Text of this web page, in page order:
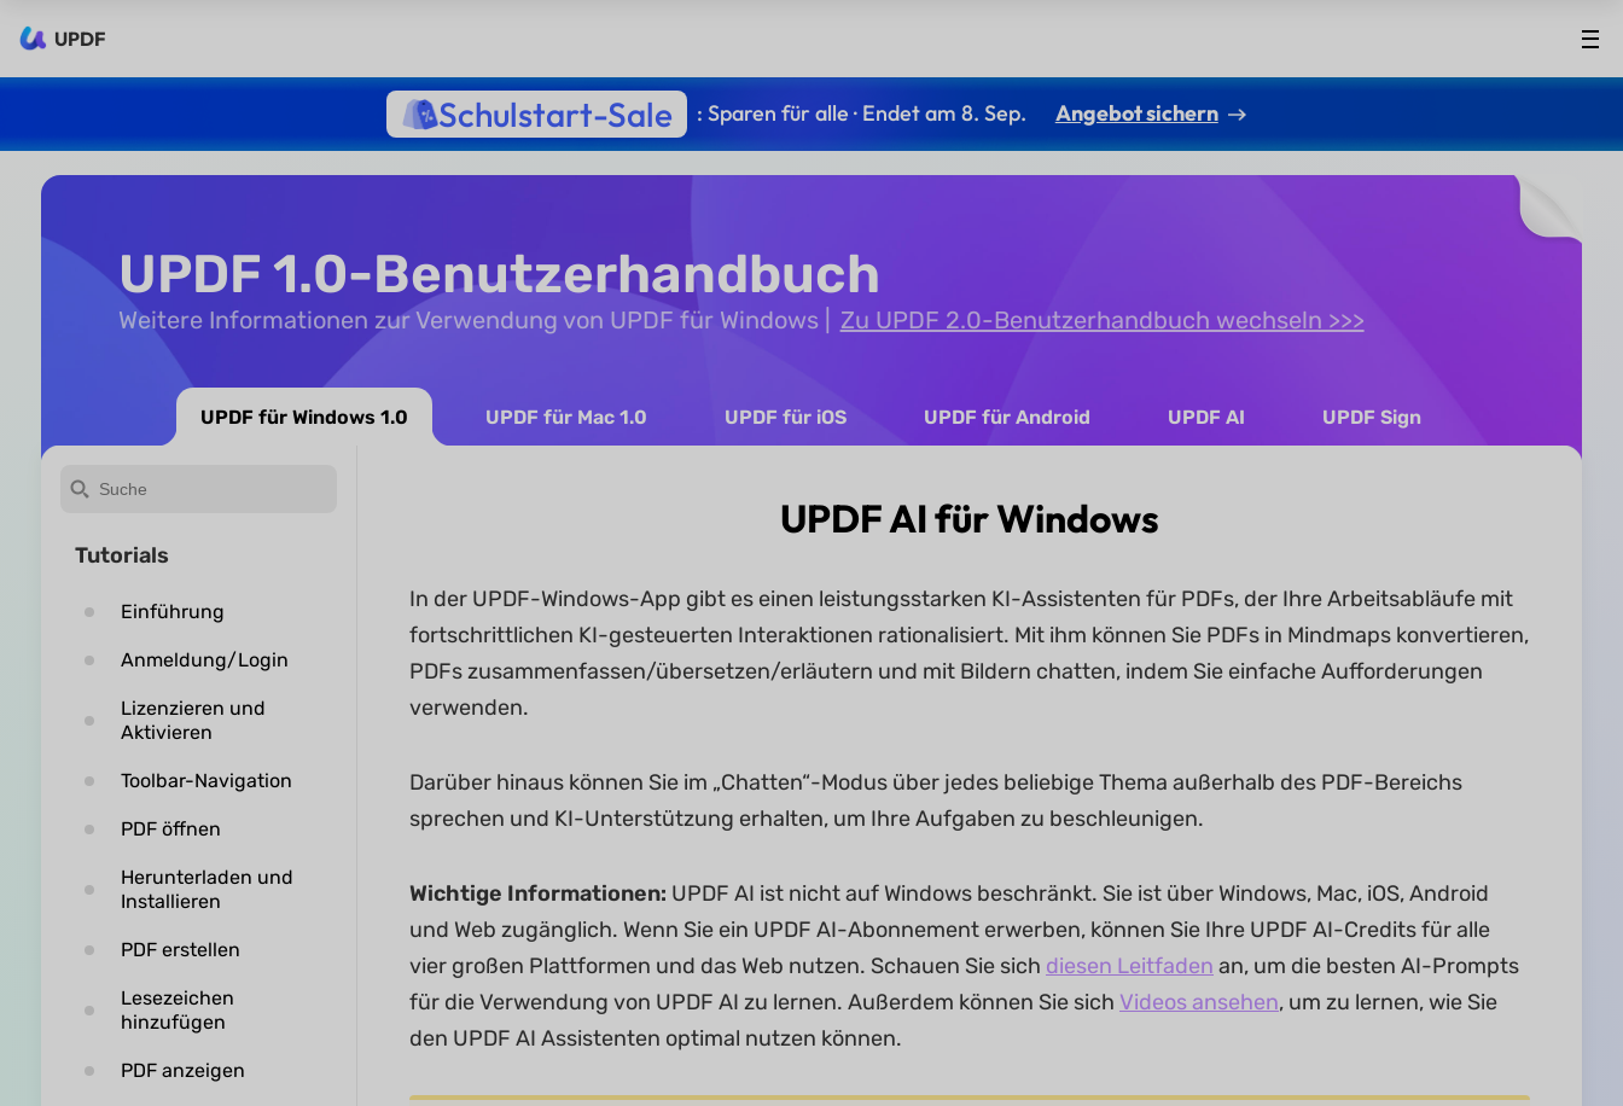
UPDF
Schulstart-Sale : Sparen für alle · Endet am 8. Sep. Angebot sichern
UPDF 1.0-Benutzerhandbuch
Weitere Informationen zur Verwendung von UPDF für Windows Zu UPDF 2.0-Benutzerhandbuch wechseln >>>
UPDF für Windows 1.0 UPDF für Mac 1.0 UPDF für iOS UPDF für Android UPDF AI UPDF Sign
Tutorials
Einführung
Anmeldung/Login
Lizenzieren und
Aktivieren
Toolbar-Navigation
PDF öffnen
Herunterladen und
Installieren
PDF erstellen
Lesezeichen
hinzufügen
PDF anzeigen
UPDF AI für Windows
In der UPDF-Windows-App gibt es einen leistungsstarken KI-Assistenten für PDFs, der Ihre Arbeitsabläufe mit
fortschrittlichen KI-gesteuerten Interaktionen rationalisiert. Mit ihm können Sie PDFs in Mindmaps konvertieren,
PDFs zusammenfassen/übersetzen/erläutern und mit Bildern chatten, indem Sie einfache Aufforderungen
verwenden.
Darüber hinaus können Sie im „Chatten“-Modus über jedes beliebige Thema außerhalb des PDF-Bereichs
sprechen und KI-Unterstützung erhalten, um Ihre Aufgaben zu beschleunigen.
Wichtige Informationen: UPDF AI ist nicht auf Windows beschränkt. Sie ist über Windows, Mac, iOS, Android
und Web zugänglich. Wenn Sie ein UPDF AI-Abonnement erwerben, können Sie Ihre UPDF AI-Credits für alle
vier großen Plattformen und das Web nutzen. Schauen Sie sich diesen Leitfaden an, um die besten AI-Prompts
für die Verwendung von UPDF AI zu lernen. Außerdem können Sie sich Videos ansehen, um zu lernen, wie Sie
den UPDF AI Assistenten optimal nutzen können.